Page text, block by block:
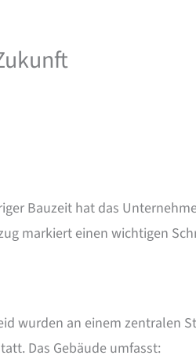
Bauzeit hat das
markiert einen wichtigen
wurden an einem zentralen
Das Gebäude umfasst: